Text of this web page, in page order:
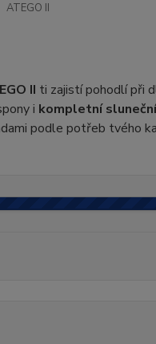
ATEGO II
II ti zajistí pohodlí při
i kompletní
podle potřeb tvého